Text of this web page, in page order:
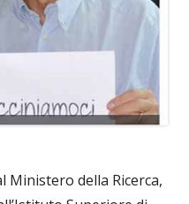
Ministero della Ricerca,